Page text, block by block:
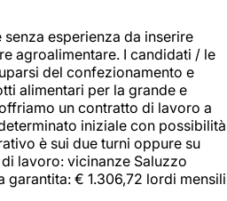
esperienza da inserire
agroalimentare. I candidati / le
del confezionamento e
alimentari per la grande e
un contratto di lavoro a
iniziale con possibilità
è sui due turni oppure su
lavoro: vicinanze Saluzzo
garantita: € 1.306,72 lordi mensili